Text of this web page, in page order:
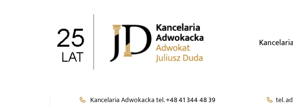
Kancelaria
Kancelaria Adwokacka tel.+48 41 344 48 39 tel.